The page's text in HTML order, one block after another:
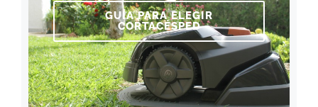
GUÍA PARA ELEGIR
CORTACÉSPED